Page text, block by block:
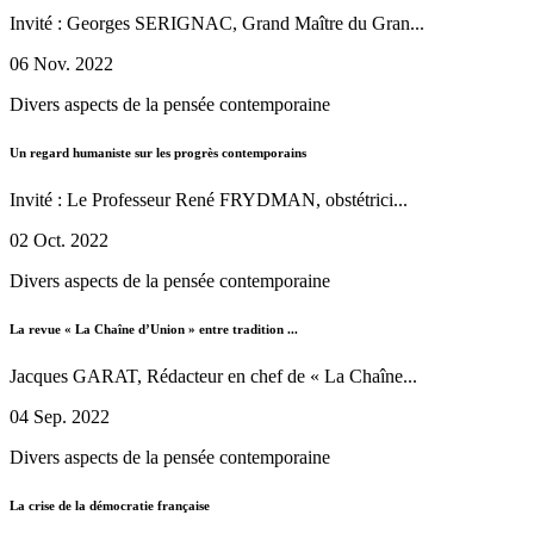
Invité : Georges SERIGNAC, Grand Maître du Gran...
06 Nov. 2022
Divers aspects de la pensée contemporaine
Un regard humaniste sur les progrès contemporains
Invité : Le Professeur René FRYDMAN, obstétrici...
02 Oct. 2022
Divers aspects de la pensée contemporaine
La revue « La Chaîne d’Union » entre tradition ...
Jacques GARAT, Rédacteur en chef de « La Chaîne...
04 Sep. 2022
Divers aspects de la pensée contemporaine
La crise de la démocratie française